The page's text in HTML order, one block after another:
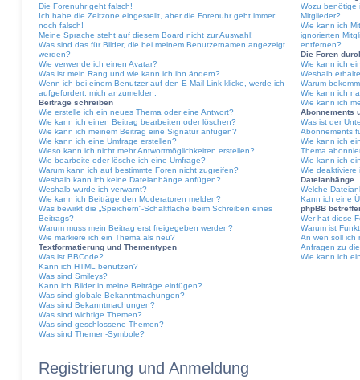
Die Forenuhr geht falsch!
Ich habe die Zeitzone eingestellt, aber die Forenuhr geht immer
noch falsch!
Meine Sprache steht auf diesem Board nicht zur Auswahl!
Was sind das für Bilder, die bei meinem Benutzernamen angezeigt
werden?
Wie verwende ich einen Avatar?
Was ist mein Rang und wie kann ich ihn ändern?
Wenn ich bei einem Benutzer auf den E-Mail-Link klicke, werde ich
aufgefordert, mich anzumelden.
Beiträge schreiben
Wie erstelle ich ein neues Thema oder eine Antwort?
Wie kann ich einen Beitrag bearbeiten oder löschen?
Wie kann ich meinem Beitrag eine Signatur anfügen?
Wie kann ich eine Umfrage erstellen?
Wieso kann ich nicht mehr Antwortmöglichkeiten erstellen?
Wie bearbeite oder lösche ich eine Umfrage?
Warum kann ich auf bestimmte Foren nicht zugreifen?
Weshalb kann ich keine Dateianhänge anfügen?
Weshalb wurde ich verwarnt?
Wie kann ich Beiträge den Moderatoren melden?
Was bewirkt die „Speichern“-Schaltfläche beim Schreiben eines
Beitrags?
Warum muss mein Beitrag erst freigegeben werden?
Wie markiere ich ein Thema als neu?
Textformatierung und Thementypen
Was ist BBCode?
Kann ich HTML benutzen?
Was sind Smileys?
Kann ich Bilder in meine Beiträge einfügen?
Was sind globale Bekanntmachungen?
Was sind Bekanntmachungen?
Was sind wichtige Themen?
Was sind geschlossene Themen?
Was sind Themen-Symbole?
Wozu benötige
Mitglieder?
Wie kann ich
ignorierten
entfernen?
Die Foren
Wie kann ich
Weshalb
Warum
Wie kann ich
Wie kann ich
Abonnements
Was ist der
Abonnements
Wie kann ich
Thema
Wie kann ich
Wie deaktiviere
Dateianhänge
Welche
Kann ich eine
phpBB
Wer hat diese
Warum ist
An wen soll ich
Anfragen zu
Wie kann ich
Registrierung und Anmeldung